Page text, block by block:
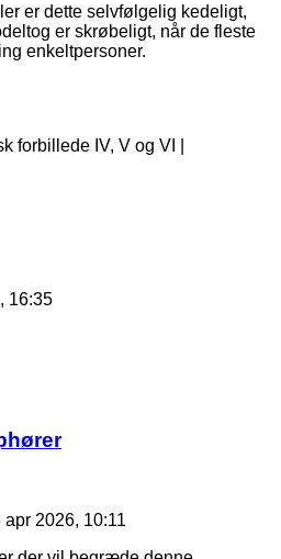
er dette selvfølgelig kedeligt,
er skrøbeligt, når de fleste
enkeltpersoner.
forbillede IV, V og VI |
16:35
apr 2026, 10:11